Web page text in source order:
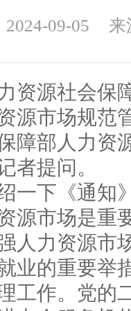
09-05 来
源社会保障
源市场规范
障部人力资
者提问。
下《通知
市场是重要
人力资源市
业的重要举
工作。党的